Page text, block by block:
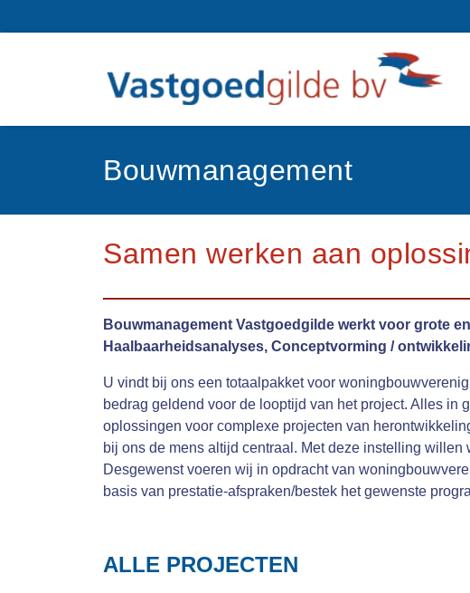
Bouwmanagement
Samen werken aan
Bouwmanagement Vastgoedgilde werkt voor grote
Haalbaarheidsanalyses, Conceptvorming /
U vindt bij ons een totaalpakket voor
bedrag geldend voor de looptijd van het project. Alles in
oplossingen voor complexe projecten van
bij ons de mens altijd centraal. Met deze instelling
Desgewenst voeren wij in opdracht van
basis van prestatie-afspraken/bestek het gewenste
ALLE PROJECTEN